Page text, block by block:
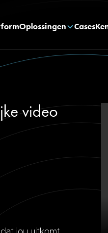
Oplossingen Cases
video